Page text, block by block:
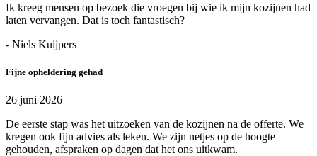
Ik kreeg mensen op bezoek die vroegen bij wie ik mijn kozijnen had
laten vervangen. Dat is toch fantastisch?
- Niels Kuijpers
Fijne opheldering gehad
26 juni 2026
De eerste stap was het uitzoeken van de kozijnen na de offerte. We
kregen ook fijn advies als leken. We zijn netjes op de hoogte
gehouden, afspraken op dagen dat het ons uitkwam.